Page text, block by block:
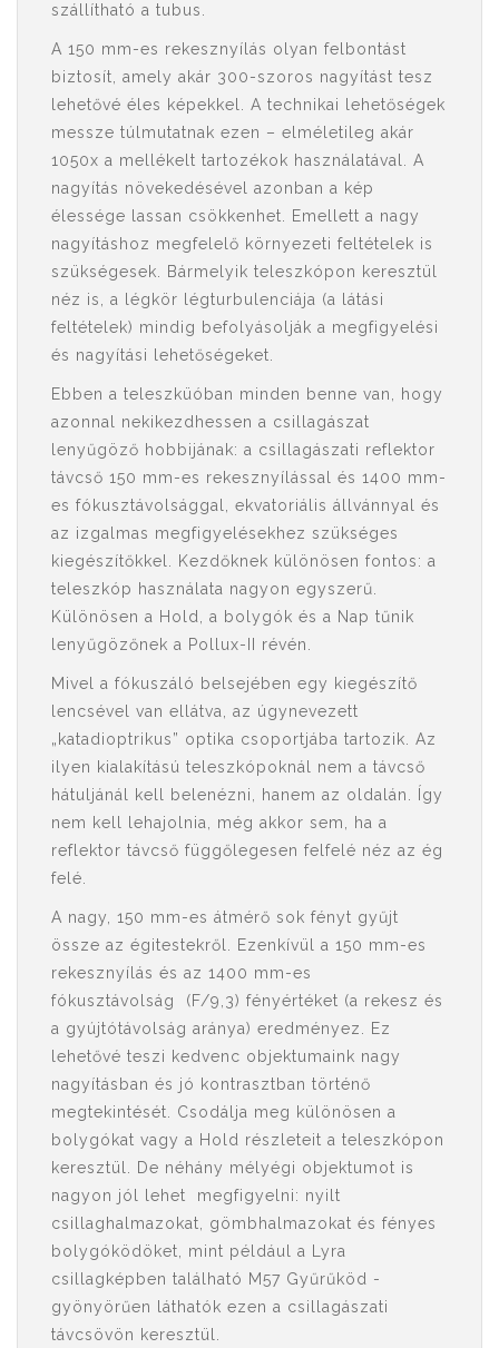
szállítható a tubus.
A 150 mm-es rekesznyílás olyan felbontást
biztosít, amely akár 300-szoros nagyítást tesz
lehetővé éles képekkel. A technikai lehetőségek
messze túlmutatnak ezen – elméletileg akár
1050x a mellékelt tartozékok használatával. A
nagyítás növekedésével azonban a kép
élessége lassan csökkenhet. Emellett a nagy
nagyításhoz megfelelő környezeti feltételek is
szükségesek. Bármelyik teleszkópon keresztül
néz is, a légkör légturbulenciája (a látási
feltételek) mindig befolyásolják a megfigyelési
és nagyítási lehetőségeket.
Ebben a teleszküóban minden benne van, hogy
azonnal nekikezdhessen a csillagászat
lenyűgöző hobbijának: a csillagászati ​​reflektor
távcső 150 mm-es rekesznyílással és 1400 mm-
es fókusztávolsággal, ekvatoriális állvánnyal és
az izgalmas megfigyelésekhez szükséges
kiegészítőkkel. Kezdőknek különösen fontos: a
teleszkóp használata nagyon egyszerű.
Különösen a Hold, a bolygók és a Nap tűnik
lenyűgözőnek a Pollux-II révén.
Mivel a fókuszáló belsejében egy kiegészítő
lencsével van ellátva, az úgynevezett
„katadioptrikus” optika csoportjába tartozik. Az
ilyen kialakítású teleszkópoknál nem a távcső
hátuljánál kell belenézni, hanem az oldalán. Így
nem kell lehajolnia, még akkor sem, ha a
reflektor távcső függőlegesen felfelé néz az ég
felé.
A nagy, 150 mm-es átmérő sok fényt gyűjt
össze az égitestekről. Ezenkívül a 150 mm-es
rekesznyílás és az 1400 mm-es
fókusztávolság (F/9,3) fényértéket (a rekesz és
a gyújtótávolság aránya) eredményez. Ez
lehetővé teszi kedvenc objektumaink nagy
nagyításban és jó kontrasztban történő
megtekintését. Csodálja meg különösen a
bolygókat vagy a Hold részleteit a teleszkópon
keresztül. De néhány mélyégi objektumot is
nagyon jól lehet megfigyelni: nyilt
csillaghalmazokat, gömbhalmazokat és fényes
bolygóködöket, mint például a Lyra
csillagképben található M57 Gyűrűköd -
gyönyörűen láthatók ezen a csillagászati ​​
távcsövön keresztül.